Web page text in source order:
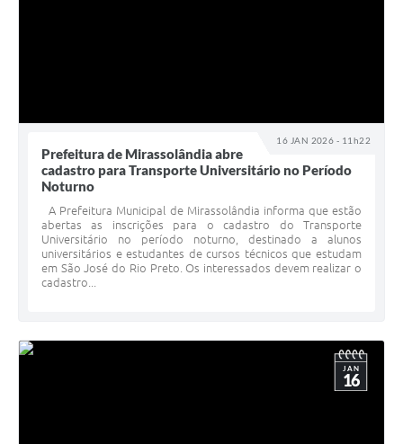
16 JAN 2026 - 11h22
Prefeitura de Mirassolândia abre
cadastro para Transporte Universitário no Período
Noturno
A Prefeitura Municipal de Mirassolândia informa que estão
abertas as inscrições para o cadastro do Transporte
Universitário no período noturno, destinado a alunos
universitários e estudantes de cursos técnicos que estudam
em São José do Rio Preto. Os interessados devem realizar o
cadastro...
JAN
16